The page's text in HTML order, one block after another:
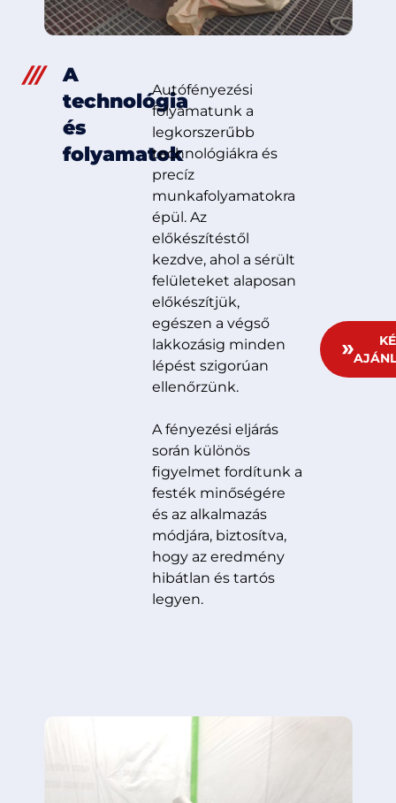
A
technológia
és
folyamatok
Autófényezési
folyamatunk a
legkorszerűbb
technológiákra és
precíz
munkafolyamatokra
épül. Az
előkészítéstől
kezdve, ahol a sérült
felületeket alaposan
előkészítjük,
egészen a végső
lakkozásig minden
lépést szigorúan
ellenőrzünk.
A fényezési eljárás
során különös
figyelmet fordítunk a
festék minőségére
és az alkalmazás
módjára, biztosítva,
hogy az eredmény
hibátlan és tartós
legyen.